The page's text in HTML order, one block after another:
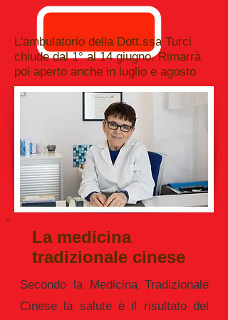
L'ambulatorio della Dott.ssa Turci
chiude dal 1° al 14 giugno. Rimarrà
poi aperto anche in luglio e agosto
La medicina
tradizionale cinese
Secondo la Medicina Tradizionale
Cinese la salute è il risultato del